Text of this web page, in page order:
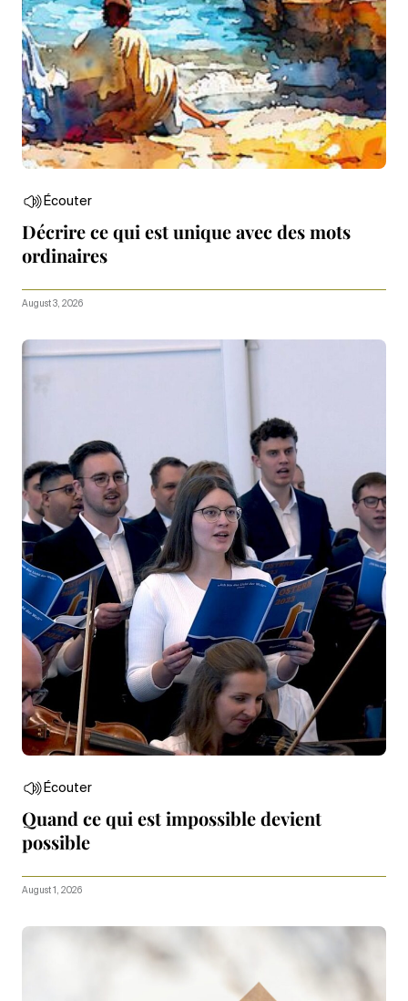
Écouter
Décrire ce qui est unique avec des mots
ordinaires
August 3, 2026
Écouter
Quand ce qui est impossible devient
possible
August 1, 2026